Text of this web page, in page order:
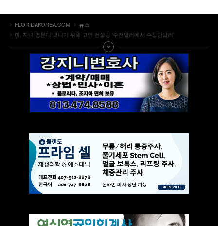
FLORIDAKOREA.COM
뉴스
미, 자녀 명문대 보내기 위해 고액 컨설팅 ‘수천달러에서 수십만달러’